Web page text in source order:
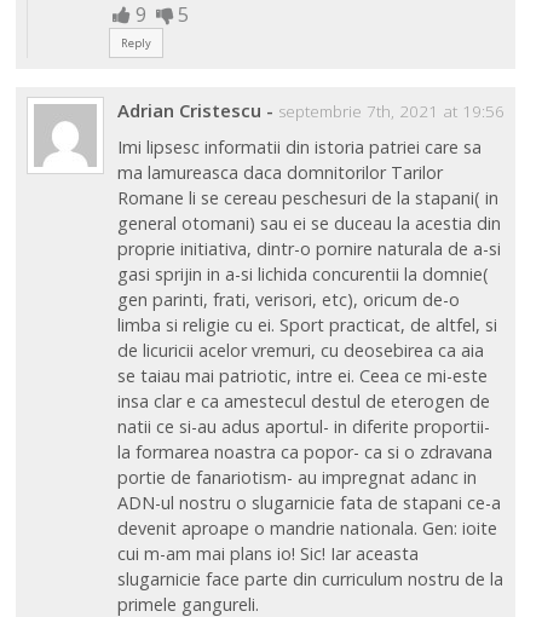
9 5
Reply
Adrian Cristescu - septembrie 7th, 2021 at 19:56
Imi lipsesc informatii din istoria patriei care sa
ma lamureasca daca domnitorilor Tarilor
Romane li se cereau peschesuri de la stapani( in
general otomani) sau ei se duceau la acestia din
proprie initiativa, dintr-o pornire naturala de a-si
gasi sprijin in a-si lichida concurentii la domnie(
gen parinti, frati, verisori, etc), oricum de-o
limba si religie cu ei. Sport practicat, de altfel, si
de licuricii acelor vremuri, cu deosebirea ca aia
se taiau mai patriotic, intre ei. Ceea ce mi-este
insa clar e ca amestecul destul de eterogen de
natii ce si-au adus aportul- in diferite proportii-
la formarea noastra ca popor- ca si o zdravana
portie de fanariotism- au impregnat adanc in
ADN-ul nostru o slugarnicie fata de stapani ce-a
devenit aproape o mandrie nationala. Gen: ioite
cui m-am mai plans io! Sic! Iar aceasta
slugarnicie face parte din curriculum nostru de la
primele gangureli.